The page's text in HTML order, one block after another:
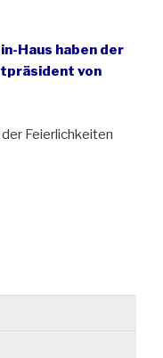
Haus haben der
von
Feierlichkeiten